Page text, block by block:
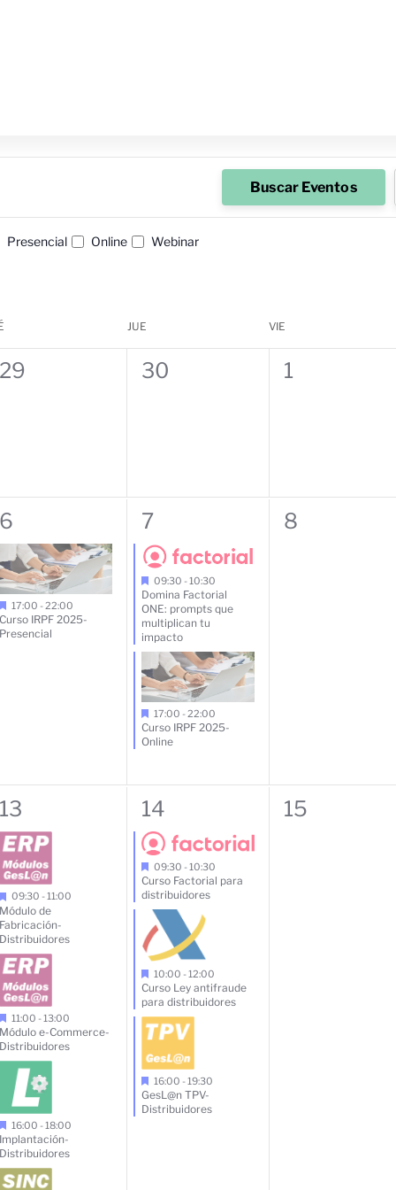
Buscar Eventos
Presencial Online Webinar
JUE VIE
29
0
30
0
1
6
17:00 -22:00
Curso IRPF 2025-
Presencial
2
eventos,
7
09:30 -10:30
Domina Factorial
ONE: prompts que
multiplican tu
impacto
17:00 -22:00
Curso IRPF 2025-
Online
0
8
13
09:30 -11:00
Módulo de
Fabricación-
Distribuidores
11:00 -13:00
Módulo e-Commerce-
Distribuidores
16:00 -18:00
Implantación-
Distribuidores
3
eventos,
14
09:30 -10:30
Curso Factorial para
distribuidores
10:00 -12:00
Curso Ley antifraude
para distribuidores
16:00 -19:30
GesL@n TPV-
Distribuidores
0
15